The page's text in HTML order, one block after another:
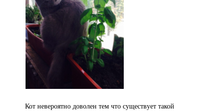
Кот невероятно доволен тем что существует такой